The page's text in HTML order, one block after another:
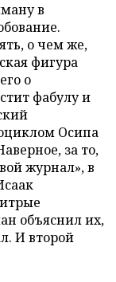
в
о чем же,
фигура
о
фабулу и
Осипа
за то,
журнал», в
объяснил их,
И второй